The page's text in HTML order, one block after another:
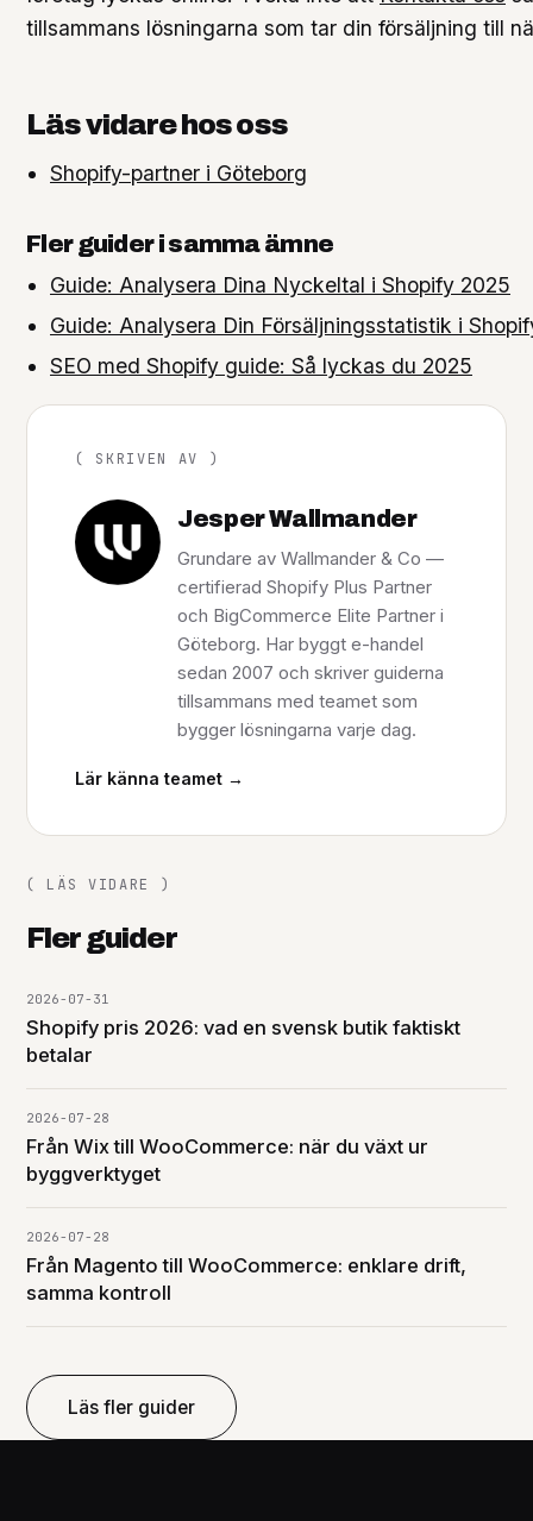
tillsammans lösningarna som tar din försäljning till
Läs vidare hos oss
Shopify-partner i Göteborg
Fler guider i samma ämne
Guide: Analysera Dina Nyckeltal i Shopify 2025
Guide: Analysera Din Försäljningsstatistik i
SEO med Shopify guide: Så lyckas du 2025
( SKRIVEN AV )
Jesper Wallmander
Grundare av Wallmander & Co —
certifierad Shopify Plus Partner
och BigCommerce Elite Partner i
Göteborg. Har byggt e-handel
sedan 2007 och skriver guiderna
tillsammans med teamet som
bygger lösningarna varje dag.
Lär känna teamet →
( LÄS VIDARE )
Fler guider
2026-07-31
Shopify pris 2026: vad en svensk butik faktiskt
betalar
2026-07-28
Från Wix till WooCommerce: när du växt ur
byggverktyget
2026-07-28
Från Magento till WooCommerce: enklare drift,
samma kontroll
Läs fler guider